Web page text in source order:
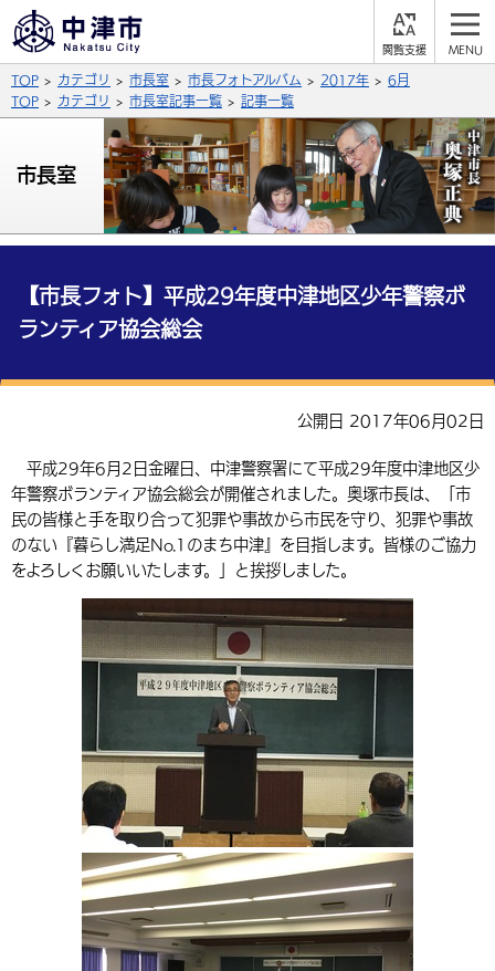
支
ふりがなをつける
背景色
青 白
文字の大きさ
拡大 標準 縮小
英語（English） 中国語（簡体字）
中国語（繁体字） 韓国語（한국어）
組織案内
公式SNS
X (Twitter) YouTube
サイト内検索
総合メニュー
くらしの情報
届出・登録・証明 保険・年金
健康・予防
税金 住宅・インフラ
環境・衛生 生涯学習・スポーツ・人権
選挙 外国人の方向け情報
事業者の方へ
産業・雇用
農林水産業 税金
都市整備
施設情報 子どもを預ける
手当・助成 健康・医療
相談・支援・情報 計画・施策
観光・移住
観光なび スポットを探す
遊ぶ・体験する グルメ・食べる
買う・おみやげ 四季のイベント・祭り
移住・定住
市政情報
中津市について 市役所の紹介
地方創生・地域活性化 広報・広聴
行政・計画
TOP カテゴリ 市長室 市長フォトアルバム 2017年
6月
TOP
カテゴリ 市長室記事一覧 記事一覧
市長室
【市長フォト】平成29年度中津地区少年警察ボ
ランティア協会総会
公開日 2017年06月02日
平成29年6月2日金曜日、中津警察署にて平成29年度中津地区少
年警察ボランティア協会総会が開催されました。奥塚市長は、「市
民の皆様と手を取り合って犯罪や事故から市民を守り、犯罪や事故
のない『暮らし満足No.1のまち中津』を目指します。皆様のご協力
をよろしくお願いいたします。」と挨拶しました。